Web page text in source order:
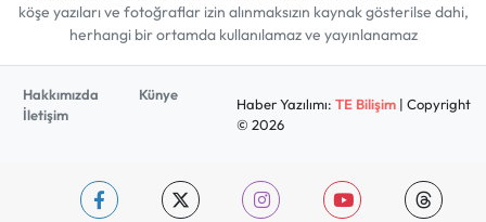
köşe yazıları ve fotoğraflar izin alınmaksızın kaynak gösterilse dahi,
herhangi bir ortamda kullanılamaz ve yayınlanamaz
Hakkımızda
Künye
İletişim
Haber Yazılımı: TE Bilişim| Copyright
© 2026